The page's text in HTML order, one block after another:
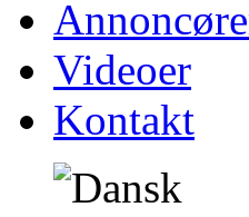
Videoer
Kontakt